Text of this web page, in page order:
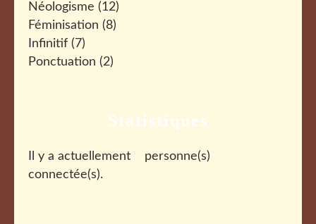
Néologisme (12)
Féminisation (8)
Infinitif (7)
Ponctuation (2)
Statistiques
Il y a actuellement
personne(s)
connectée(s).